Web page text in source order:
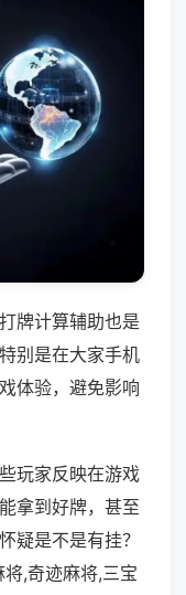
牌计算辅助也是
别是在大家手机
体验，避免影响
玩家反映在游戏
拿到好牌，甚至
疑是不是有挂？
,奇迹麻将,三宝